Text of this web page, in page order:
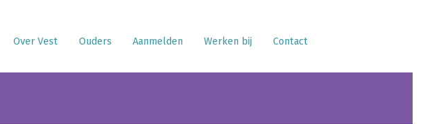
Over Vest Ouders Aanmelden Werken bij Contact